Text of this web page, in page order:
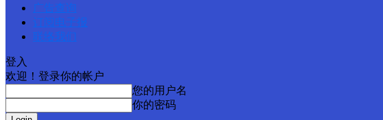
广告查询
订阅电子报
联络我们
登入
欢迎！登录你的帐户
您的用户名
你的密码